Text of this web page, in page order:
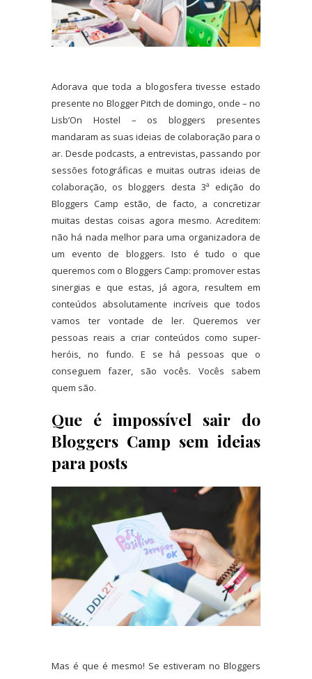
Adorava que toda a blogosfera tivesse estado
presente no Blogger Pitch de domingo, onde – no
Lisb’On Hostel – os bloggers presentes
mandaram as suas ideias de colaboração para o
ar. Desde podcasts, a entrevistas, passando por
sessões fotográficas e muitas outras ideias de
colaboração, os bloggers desta 3ª edição do
Bloggers Camp estão, de facto, a concretizar
muitas destas coisas agora mesmo. Acreditem:
não há nada melhor para uma organizadora de
um evento de bloggers. Isto é tudo o que
queremos com o Bloggers Camp: promover estas
sinergias e que estas, já agora, resultem em
conteúdos absolutamente incríveis que todos
vamos ter vontade de ler. Queremos ver
pessoas reais a criar conteúdos como super-
heróis, no fundo. E se há pessoas que o
conseguem fazer, são vocês. Vocês sabem
quem são.
Que é impossível sair do
Bloggers Camp sem ideias
para posts
Mas é que é mesmo! Se estiveram no Bloggers